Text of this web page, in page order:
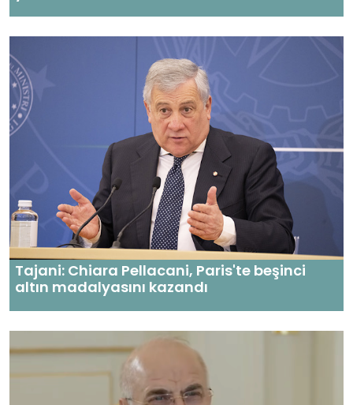
Tajani: Chiara Pellacani, Paris'te beşinci
altın madalyasını kazandı